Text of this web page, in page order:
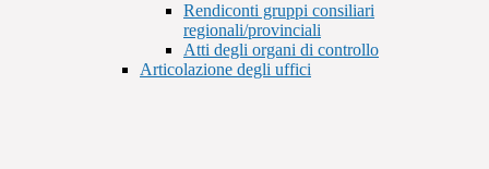
Rendiconti gruppi consiliari
regionali/provinciali
Atti degli organi di controllo
Articolazione degli uffici